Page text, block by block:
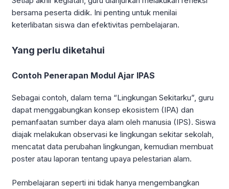
bersama peserta didik. Ini penting untuk menilai
keterlibatan siswa dan efektivitas pembelajaran.
Yang perlu diketahui
Contoh Penerapan Modul Ajar IPAS
Sebagai contoh, dalam tema “Lingkungan Sekitarku”, guru
dapat menggabungkan konsep ekosistem (IPA) dan
pemanfaatan sumber daya alam oleh manusia (IPS). Siswa
diajak melakukan observasi ke lingkungan sekitar sekolah,
mencatat data perubahan lingkungan, kemudian membuat
poster atau laporan tentang upaya pelestarian alam.
Pembelajaran seperti ini tidak hanya mengembangkan